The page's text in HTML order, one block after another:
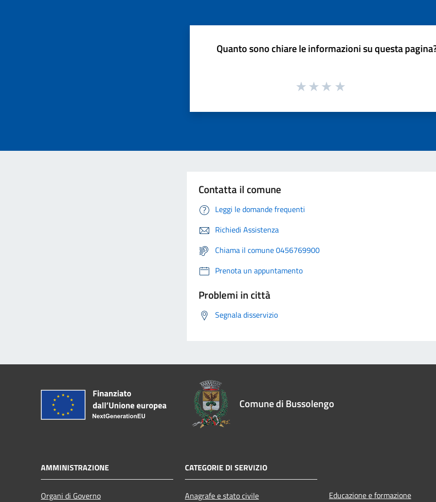
Quanto sono chiare le informazioni su questa
Contatta il comune
Leggi le domande frequenti
Richiedi Assistenza
Chiama il comune 0456769900
Prenota un appuntamento
Problemi in città
Segnala disservizio
Comune di Bussolengo
AMMINISTRAZIONE
Organi di Governo
CATEGORIE DI SERVIZIO
Anagrafe e stato civile
Educazione e formazione